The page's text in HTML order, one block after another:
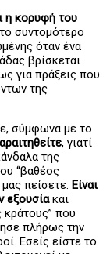
η κορυφή του
συντομότερο
όταν ένα
βρίσκεται
για πράξεις που
της
σύμφωνα με το
, γιατί
της
“βαθέος
πείσετε. Είναι
εξουσίακαι
κράτους” που
πλήρως την
Εσείς είστε το